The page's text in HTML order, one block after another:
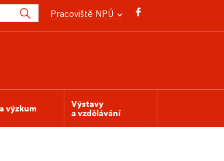
Pracoviště NPÚ
výzkum
Výstavy
a vzdělávání